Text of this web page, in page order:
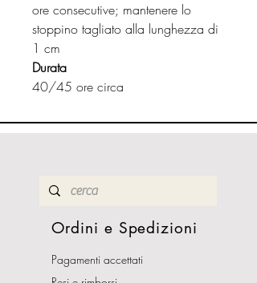
ore consecutive; mantenere lo
stoppino tagliato alla lunghezza di
1 cm
Durata
40/45 ore circa
Ordini e Spedizioni
Pagamenti accettati